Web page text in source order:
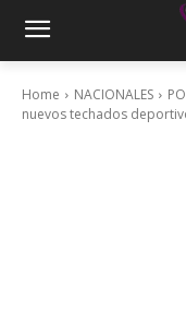
Home NACIONALES
nuevos techados